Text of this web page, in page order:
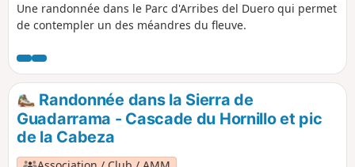
Une randonnée dans le Parc d'Arribes del Duero qui permet
de contempler un des méandres du fleuve.
Randonnée dans la Sierra de
Guadarrama - Cascade du Hornillo et pic
de la Cabeza